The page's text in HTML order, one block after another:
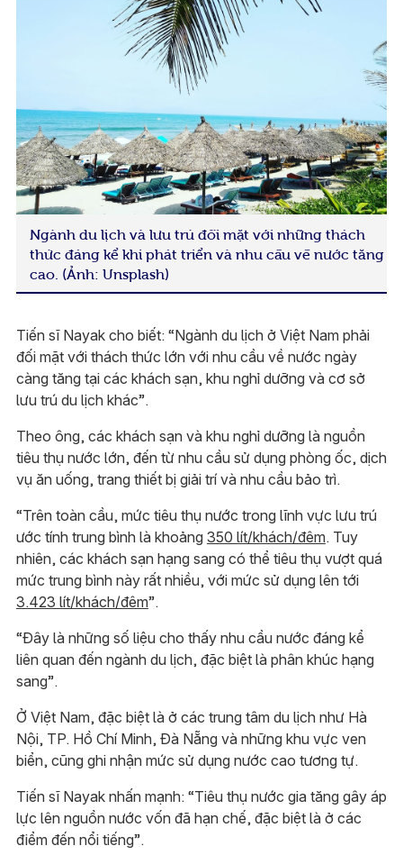
Ngành du lịch và lưu trú đối mặt với những thách
thức đáng kể khi phát triển và nhu cầu về nước tăng
cao. (Ảnh: Unsplash)
Tiến sĩ Nayak cho biết: “Ngành du lịch ở Việt Nam phải
đối mặt với thách thức lớn với nhu cầu về nước ngày
càng tăng tại các khách sạn, khu nghỉ dưỡng và cơ sở
lưu trú du lịch khác”.
Theo ông, các khách sạn và khu nghỉ dưỡng là nguồn
tiêu thụ nước lớn, đến từ nhu cầu sử dụng phòng ốc, dịch
vụ ăn uống, trang thiết bị giải trí và nhu cầu bảo trì.
“Trên toàn cầu, mức tiêu thụ nước trong lĩnh vực lưu trú
ước tính trung bình là khoảng 350 lít/khách/đêm. Tuy
nhiên, các khách sạn hạng sang có thể tiêu thụ vượt quá
mức trung bình này rất nhiều, với mức sử dụng lên tới
3.423 lít/khách/đêm”.
“Đây là những số liệu cho thấy nhu cầu nước đáng kể
liên quan đến ngành du lịch, đặc biệt là phân khúc hạng
sang”.
Ở Việt Nam, đặc biệt là ở các trung tâm du lịch như Hà
Nội, TP. Hồ Chí Minh, Đà Nẵng và những khu vực ven
biển, cũng ghi nhận mức sử dụng nước cao tương tự.
Tiến sĩ Nayak nhấn mạnh: “Tiêu thụ nước gia tăng gây áp
lực lên nguồn nước vốn đã hạn chế, đặc biệt là ở các
điểm đến nổi tiếng”.